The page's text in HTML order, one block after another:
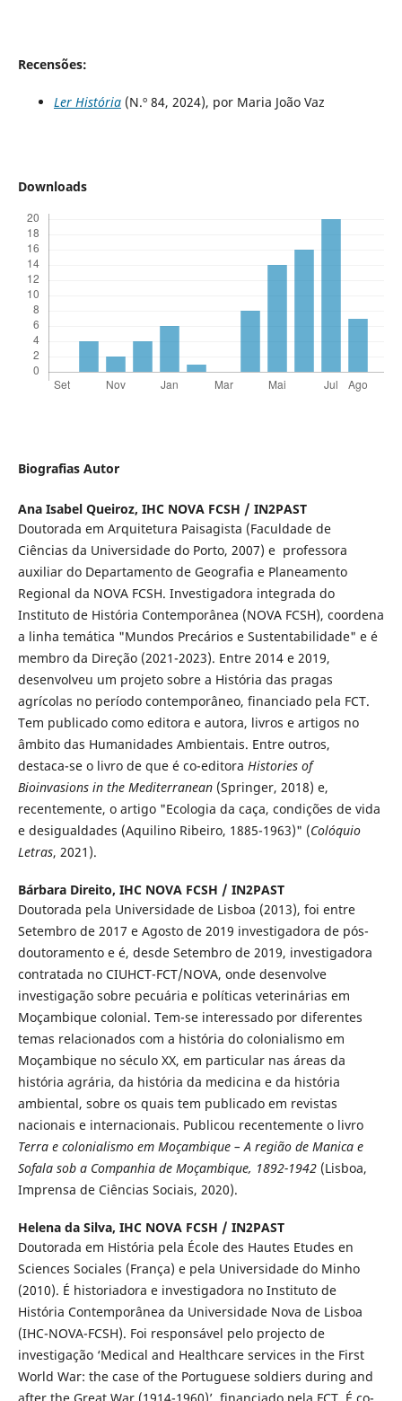
Recensões:
Ler História(N.º 84, 2024), por Maria João Vaz
Downloads
Biografias Autor
Ana Isabel Queiroz, IHC NOVA FCSH / IN2PAST
Doutorada em Arquitetura Paisagista (Faculdade de
Ciências da Universidade do Porto, 2007) e professora
auxiliar do Departamento de Geografia e Planeamento
Regional da NOVA FCSH. Investigadora integrada do
Instituto de História Contemporânea (NOVA FCSH), coordena
a linha temática "Mundos Precários e Sustentabilidade" e é
membro da Direção (2021-2023). Entre 2014 e 2019,
desenvolveu um projeto sobre a História das pragas
agrícolas no período contemporâneo, financiado pela FCT.
Tem publicado como editora e autora, livros e artigos no
âmbito das Humanidades Ambientais. Entre outros,
destaca-se o livro de que é co-editora Histories of
Bioinvasions in the Mediterranean(Springer, 2018) e,
recentemente, o artigo "Ecologia da caça, condições de vida
e desigualdades (Aquilino Ribeiro, 1885-1963)" (Colóquio
Letras, 2021).
Bárbara Direito, IHC NOVA FCSH / IN2PAST
Doutorada pela Universidade de Lisboa (2013), foi entre
Setembro de 2017 e Agosto de 2019 investigadora de pós-
doutoramento e é, desde Setembro de 2019, investigadora
contratada no CIUHCT-FCT/NOVA, onde desenvolve
investigação sobre pecuária e políticas veterinárias em
Moçambique colonial. Tem-se interessado por diferentes
temas relacionados com a história do colonialismo em
Moçambique no século XX, em particular nas áreas da
história agrária, da história da medicina e da história
ambiental, sobre os quais tem publicado em revistas
nacionais e internacionais. Publicou recentemente o livro
Terra e colonialismo em Moçambique – A região de Manica e
Sofala sob a Companhia de Moçambique, 1892-1942(Lisboa,
Imprensa de Ciências Sociais, 2020).
Helena da Silva, IHC NOVA FCSH / IN2PAST
Doutorada em História pela École des Hautes Etudes en
Sciences Sociales (França) e pela Universidade do Minho
(2010). É historiadora e investigadora no Instituto de
História Contemporânea da Universidade Nova de Lisboa
(IHC-NOVA-FCSH). Foi responsável pelo projecto de
investigação ‘Medical and Healthcare services in the First
World War: the case of the Portuguese soldiers during and